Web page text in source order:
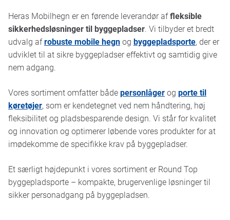
Heras Mobilhegn er en førende leverandør affleksible
sikkerhedsløsninger til byggepladser. Vi tilbyder et bredt
udvalg afrobuste mobile hegnog byggepladsporte, der er
udviklet til at sikre byggepladser effektivt og samtidig give
nem adgang.
Vores sortiment omfatter bådepersonlågerog porte til
køretøjer, som er kendetegnet ved nem håndtering, høj
fleksibilitet og pladsbesparende design. Vi står for kvalitet
og innovation og optimerer løbende vores produkter for at
imødekomme de specifikke krav på byggepladser.
Et særligt højdepunkt i vores sortiment er Round Top
byggepladsporte – kompakte, brugervenlige løsninger til
sikker personadgang på byggepladsen.